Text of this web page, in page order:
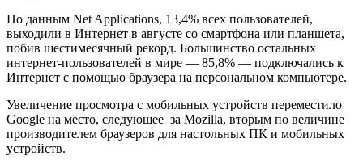
По данным Net Applications, 13,4% всех пользователей,
выходили в Интернет в августе со смартфона или планшета,
побив шестимесячный рекорд. Большинство остальных
интернет-пользователей в мире — 85,8% — подключались к
Интернет с помощью браузера на персональном компьютере.
Увеличение просмотра с мобильных устройств переместило
Google на место, следующее за Mozilla, вторым по величине
производителем браузеров для настольных ПК и мобильных
устройств.